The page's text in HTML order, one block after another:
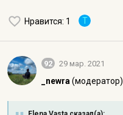
Нравится: 1 T
92 29 мар. 2021
_newra (модератор)